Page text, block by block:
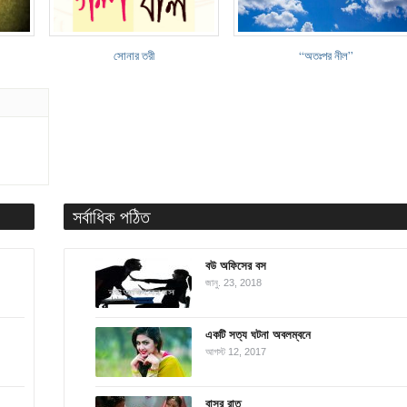
সোনার তরী “অতঃপর নীল”
সর্বাধিক পঠিত
বউ অফিসের বস
জানু. 23, 2018
একটি সত্য ঘটনা অবলম্বনে
আগস্ট 12, 2017
বাসর রাত